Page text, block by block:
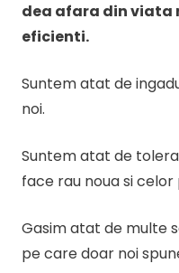
dea afara din viata
eficienti.
Suntem atat de
noi.
Suntem atat de
face rau noua si celor
Gasim atat de multe
pe care doar noi